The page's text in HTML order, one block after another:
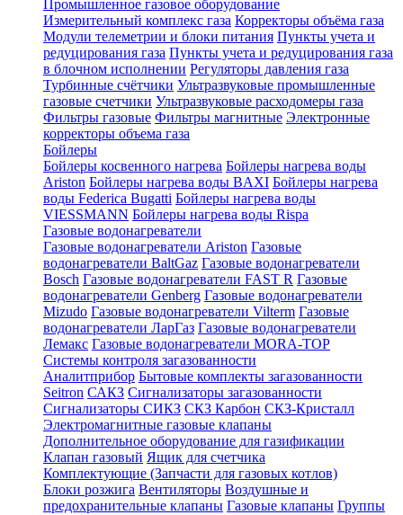
Промышленное газовое оборудование
Измерительный комплекс газа Корректоры объёма газа
Модули телеметрии и блоки питания Пункты учета и
редуцирования газа Пункты учета и редуцирования газа
в блочном исполнении Регуляторы давления газа
Турбинные счётчики Ультразвуковые промышленные
газовые счетчики Ультразвуковые расходомеры газа
Фильтры газовые Фильтры магнитные Электронные
корректоры объема газа
Бойлеры
Бойлеры косвенного нагрева Бойлеры нагрева воды
Ariston Бойлеры нагрева воды BAXI Бойлеры нагрева
воды Federica Bugatti Бойлеры нагрева воды
VIESSMANN Бойлеры нагрева воды Rispa
Газовые водонагреватели
Газовые водонагреватели Ariston Газовые
водонагреватели BaltGaz Газовые водонагреватели
Bosch Газовые водонагреватели FAST R Газовые
водонагреватели Genberg Газовые водонагреватели
Mizudo Газовые водонагреватели Vilterm Газовые
водонагреватели ЛарГаз Газовые водонагреватели
Лемакс Газовые водонагреватели MORA-TOP
Системы контроля загазованности
Аналитприбор Бытовые комплекты загазованности
Seitron САКЗ Сигнализаторы загазованности
Сигнализаторы СИКЗ СКЗ Карбон СКЗ-Кристалл
Электромагнитные газовые клапаны
Дополнительное оборудование для газификации
Клапан газовый Ящик для счетчика
Комплектующие (Запчасти для газовых котлов)
Блоки розжига Вентиляторы Воздушные и
предохранительные клапаны Газовые клапаны Группы